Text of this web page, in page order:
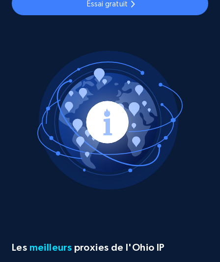
Essai gratuit
Les meilleurs proxies de l'Ohio IP